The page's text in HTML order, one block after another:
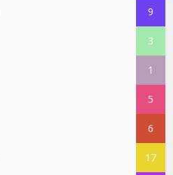
9
3
1
5
6
17